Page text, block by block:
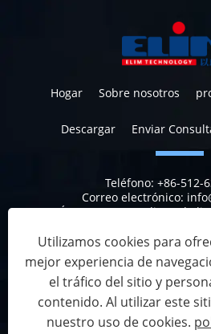
Hogar Sobre nosotros
Descargar Enviar
Teléfono: +86-512-
Correo electrónico:
DIRECCIÓN:No. 629, Yunli Road,
Copyright © 2023 Suzhou Elim
Cortina desechable, cortinas de
desechable estándar - Todos
Utilizamos cookies para
mejor experiencia de
el tráfico del sitio y
contenido. Al utilizar este
nuestro uso de cookies.